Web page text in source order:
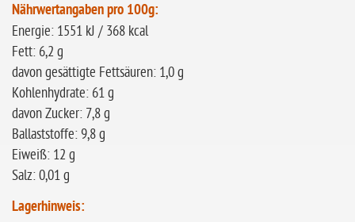
Nährwertangaben pro 100g:
Energie: 1551 kJ / 368 kcal
Fett: 6,2 g
davon gesättigte Fettsäuren: 1,0 g
Kohlenhydrate: 61 g
davon Zucker: 7,8 g
Ballaststoffe: 9,8 g
Eiweiß: 12 g
Salz: 0,01 g
Lagerhinweis: